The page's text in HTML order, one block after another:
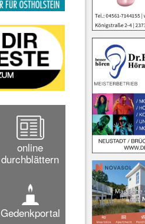
online
durchblättern
Gedenkportal